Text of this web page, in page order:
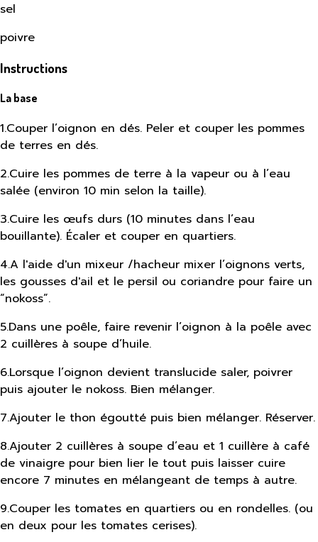
sel
poivre
Instructions
La base
1.Couper l’oignon en dés. Peler et couper les pommes
de terres en dés.
2.Cuire les pommes de terre à la vapeur ou à l’eau
salée (environ 10 min selon la taille).
3.Cuire les œufs durs (10 minutes dans l’eau
bouillante). Écaler et couper en quartiers.
4.A l'aide d'un mixeur /hacheur mixer l’oignons verts,
les gousses d'ail et le persil ou coriandre pour faire un
“nokoss”.
5.Dans une poêle, faire revenir l’oignon à la poêle avec
2 cuillères à soupe d’huile.
6.Lorsque l’oignon devient translucide saler, poivrer
puis ajouter le nokoss. Bien mélanger.
7.Ajouter le thon égoutté puis bien mélanger. Réserver.
8.Ajouter 2 cuillères à soupe d’eau et 1 cuillère à café
de vinaigre pour bien lier le tout puis laisser cuire
encore 7 minutes en mélangeant de temps à autre.
9.Couper les tomates en quartiers ou en rondelles. (ou
en deux pour les tomates cerises).